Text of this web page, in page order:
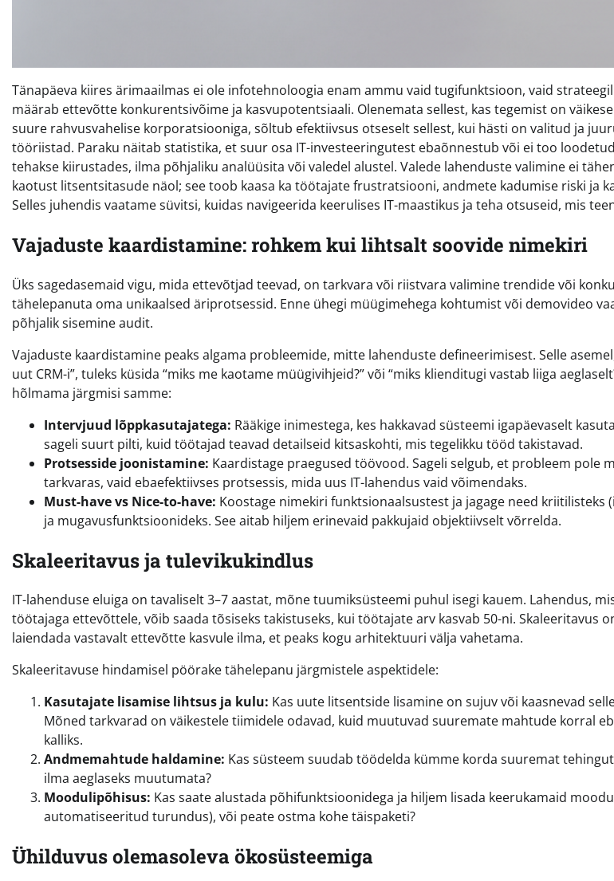
Tänapäeva kiires ärimaailmas ei ole infotehnoloogia enam ammu vaid tugifunktsioon, vaid
määrab ettevõtte konkurentsivõime ja kasvupotentsiaali. Olenemata sellest, kas tegemist on
suure rahvusvahelise korporatsiooniga, sõltub efektiivsus otseselt sellest, kui hästi on valitud ja
tööriistad. Paraku näitab statistika, et suur osa IT-investeeringutest ebaõnnestub või ei too
tehakse kiirustades, ilma põhjaliku analüüsita või valedel alustel. Valede lahenduste valimine ei
kaotust litsentsitasude näol; see toob kaasa ka töötajate frustratsiooni, andmete kadumise riski ja
Selles juhendis vaatame süvitsi, kuidas navigeerida keerulises IT-maastikus ja teha otsuseid, mis
Vajaduste kaardistamine: rohkem kui lihtsalt soovide nimekiri
Üks sagedasemaid vigu, mida ettevõtjad teevad, on tarkvara või riistvara valimine trendide või
tähelepanuta oma unikaalsed äriprotsessid. Enne ühegi müügimehega kohtumist või demovideo
põhjalik sisemine audit.
Vajaduste kaardistamine peaks algama probleemide, mitte lahenduste defineerimisest. Selle
uut CRM-i”, tuleks küsida “miks me kaotame müügivihjeid?” või “miks klienditugi vastab liiga
hõlmama järgmisi samme:
Intervjuud lõppkasutajatega: Rääkige inimestega, kes hakkavad süsteemi igapäevaselt
sageli suurt pilti, kuid töötajad teavad detailseid kitsaskohti, mis tegelikku tööd takistavad.
Protsesside joonistamine: Kaardistage praegused töövood. Sageli selgub, et probleem pole
tarkvaras, vaid ebaefektiivses protsessis, mida uus IT-lahendus vaid võimendaks.
Must-have vs Nice-to-have: Koostage nimekiri funktsionaalsustest ja jagage need kriitilisteks
ja mugavusfunktsioonideks. See aitab hiljem erinevaid pakkujaid objektiivselt võrrelda.
Skaleeritavus ja tulevikukindlus
IT-lahenduse eluiga on tavaliselt 3–7 aastat, mõne tuumiksüsteemi puhul isegi kauem. Lahendus,
töötajaga ettevõttele, võib saada tõsiseks takistuseks, kui töötajate arv kasvab 50-ni. Skaleeritavus
laiendada vastavalt ettevõtte kasvule ilma, et peaks kogu arhitektuuri välja vahetama.
Skaleeritavuse hindamisel pöörake tähelepanu järgmistele aspektidele:
Kasutajate lisamise lihtsus ja kulu: Kas uute litsentside lisamine on sujuv või kaasnevad
Mõned tarkvarad on väikestele tiimidele odavad, kuid muutuvad suuremate mahtude korral
kalliks.
Andmemahtude haldamine: Kas süsteem suudab töödelda kümme korda suuremat
ilma aeglaseks muutumata?
Moodulipõhisus: Kas saate alustada põhifunktsioonidega ja hiljem lisada keerukamaid
automatiseeritud turundus), või peate ostma kohe täispaketi?
Ühilduvus olemasoleva ökosüsteemiga